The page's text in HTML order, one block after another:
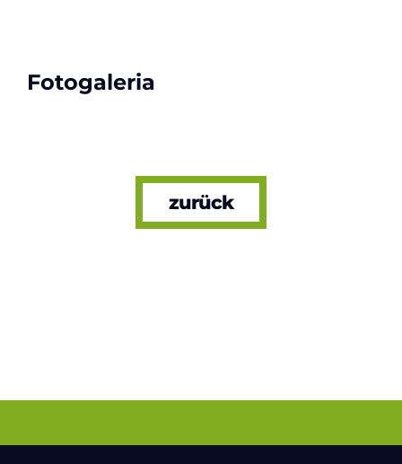
Fotogaleria
zurück